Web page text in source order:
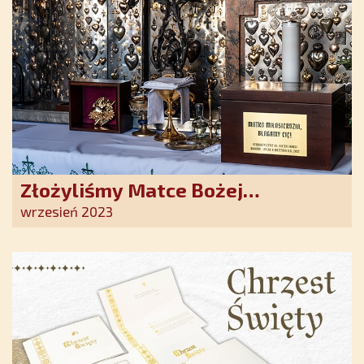
Złożyliśmy Matce Bożej
Ostrobramskiej pozłacane wotum
wrzesień 2023